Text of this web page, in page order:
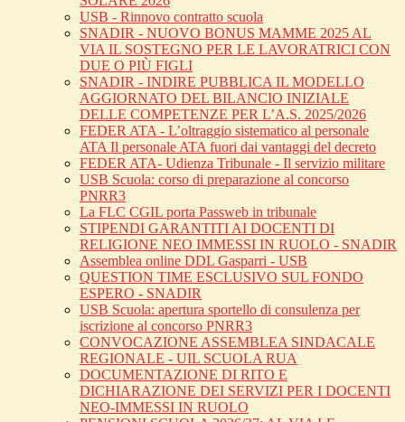
USB - Rinnovo contratto scuola
SNADIR - NUOVO BONUS MAMME 2025 AL
VIA IL SOSTEGNO PER LE LAVORATRICI CON
DUE O PIÙ FIGLI
SNADIR - INDIRE PUBBLICA IL MODELLO
AGGIORNATO DEL BILANCIO INIZIALE
DELLE COMPETENZE PER L’A.S. 2025/2026
FEDER ATA - L’oltraggio sistematico al personale
ATA Il personale ATA fuori dai vantaggi del decreto
FEDER ATA- Udienza Tribunale - Il servizio militare
USB Scuola: corso di preparazione al concorso
PNRR3
La FLC CGIL porta Passweb in tribunale
STIPENDI GARANTITI AI DOCENTI DI
RELIGIONE NEO IMMESSI IN RUOLO - SNADIR
Assemblea online DDL Gasparri - USB
QUESTION TIME ESCLUSIVO SUL FONDO
ESPERO - SNADIR
USB Scuola: apertura sportello di consulenza per
iscrizione al concorso PNRR3
CONVOCAZIONE ASSEMBLEA SINDACALE
REGIONALE - UIL SCUOLA RUA
DOCUMENTAZIONE DI RITO E
DICHIARAZIONE DEI SERVIZI PER I DOCENTI
NEO-IMMESSI IN RUOLO